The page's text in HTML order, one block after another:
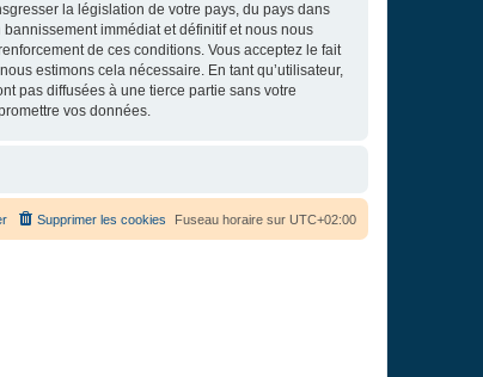
la législation de votre pays, du pays dans
immédiat et définitif et nous nous
de ces conditions. Vous acceptez le fait
estimons cela nécessaire. En tant qu’utilisateur,
pas diffusées à une tierce partie sans votre
vos données.
Fuseau horaire sur UTC+02:00
Supprimer les cookies